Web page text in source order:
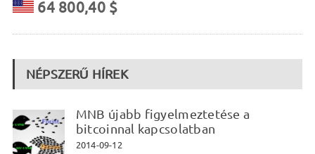
64 800,40 $
NÉPSZERŰ HÍREK
MNB újabb figyelmeztetése a
bitcoinnal kapcsolatban
2014-09-12